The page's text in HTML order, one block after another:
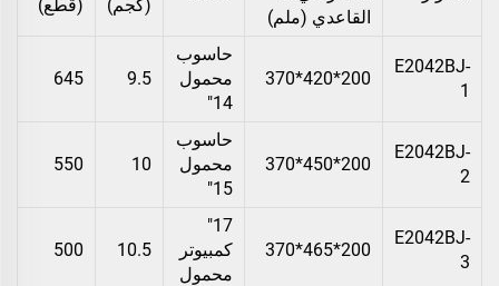
القاعدي (ملم)
(كجم)
(قطع)
E2042BJ-
1
200*420*370
حاسوب
محمول
14"
9.5
645
E2042BJ-
2
200*450*370
حاسوب
محمول
15"
10
550
E2042BJ-
3
200*465*370
17"
كمبيوتر
محمول
10.5
500